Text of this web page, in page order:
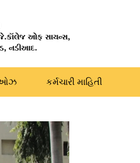
કર્મચારી માહિતી